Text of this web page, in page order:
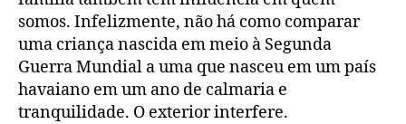
somos. Infelizmente, não há como comparar
uma criança nascida em meio à Segunda
Guerra Mundial a uma que nasceu em um país
havaiano em um ano de calmaria e
tranquilidade. O exterior interfere.